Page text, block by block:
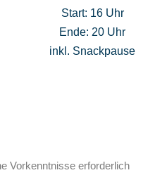
Start: 16 Uhr
Ende: 20 Uhr
inkl. Snackpause
Vorkenntnisse erforderlich